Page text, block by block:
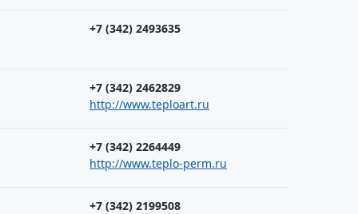
+7 (342) 2493635
+7 (342) 2462829
http://www.teploart.ru
+7 (342) 2264449
http://www.teplo-perm.ru
+7 (342) 2199508